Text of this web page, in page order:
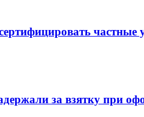
частные
за взятку при